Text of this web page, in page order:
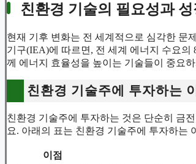
친환경 기술의 필요성과
현재 기후 변화는 전 세계적으로 심각한 문
기구(IEA)에 따르면, 전 세계 에너지 수요
께 에너지 효율성을 높이는 기술들이 중요
친환경 기술주에 투자하는
친환경 기술주에 투자하는 것은 단순히 금
요. 아래의 표는 친환경 기술주에 투자하는
이점